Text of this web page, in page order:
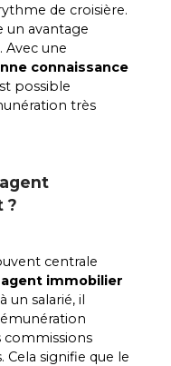
de croisière.
un avantage
Avec une
connaissance
possible
très
?
centrale
agent immobilier
un salarié, il
commissions
Cela signifie que le